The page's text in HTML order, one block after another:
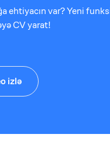
ehtiyacın var? Yeni
CV yarat!
izlə